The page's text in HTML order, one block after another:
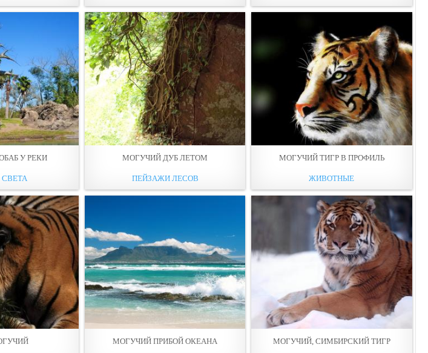
У РЕКИ МОГУЧИЙ ДУБ ЛЕТОМ
ПЕЙЗАЖИ ЛЕСОВ
МОГУЧИЙ ТИГР В ПРОФИЛЬ
ЖИВОТНЫЕ
МОГУЧИЙ ПРИБОЙ ОКЕАНА МОГУЧИЙ, СИМБИРСКИЙ ТИГР